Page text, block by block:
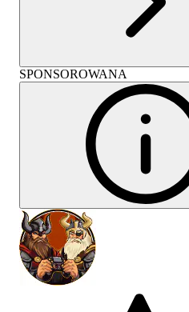
SPONSOROWANA